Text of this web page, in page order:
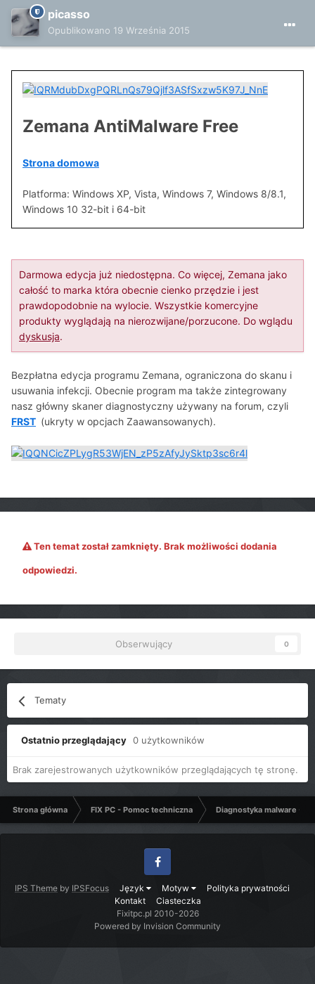
picasso
Opublikowano 19 Września 2015
Zemana AntiMalware Free
Strona domowa
Platforma: Windows XP, Vista, Windows 7, Windows 8/8.1,
Windows 10 32-bit i 64-bit
Darmowa edycja już niedostępna. Co więcej, Zemana jako
całość to marka która obecnie cienko przędzie i jest
prawdopodobnie na wylocie. Wszystkie komercyjne
produkty wyglądają na nierozwijane/porzucone. Do wglądu
dyskusja.
Bezpłatna edycja programu Zemana, ograniczona do skanu i
usuwania infekcji. Obecnie program ma także zintegrowany
nasz główny skaner diagnostyczny używany na forum, czyli
FRST (ukryty w opcjach Zaawansowanych).
Ten temat został zamknięty. Brak możliwości dodania
odpowiedzi.
Obserwujący 0
Tematy
Ostatnio przeglądający 0 użytkowników
Brak zarejestrowanych użytkowników przeglądających tę stronę.
Strona główna FIX PC - Pomoc techniczna Diagnostyka malware -
IPS Theme by IPSFocus Język Motyw
Polityka prywatności
Kontakt
Ciasteczka
Facebook
Fixitpc.pl 2010-2026
Powered by Invision Community